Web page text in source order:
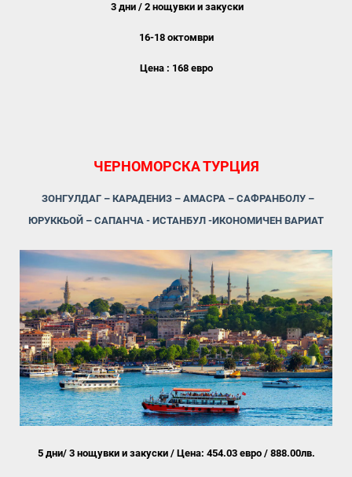
3 дни / 2 нощувки и закуски
16-18 октомври
Цена : 168 евро
ЧЕРНОМОРСКА ТУРЦИЯ
ЗОНГУЛДАГ – КАРАДЕНИЗ – АМАСРА – САФРАНБОЛУ –
ЮРУККЬОЙ – САПАНЧА - ИСТАНБУЛ -ИКОНОМИЧЕН ВАРИАТ
5 дни/ 3 нощувки и закуски / Цена: 454.03 евро / 888.00лв.